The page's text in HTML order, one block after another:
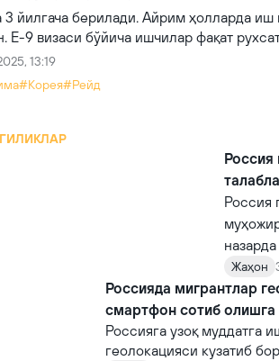
3 йилгача берилади. Айрим ҳолларда иш
Е-9 визаси бўйича ишчилар фақат
13:19
#Корея#Рейд
Россия
Россия
Жаҳон
Россияда мигрантлар
смартфон сотиб
Россияга узоқ муддатга
геолокацияси кузатиб